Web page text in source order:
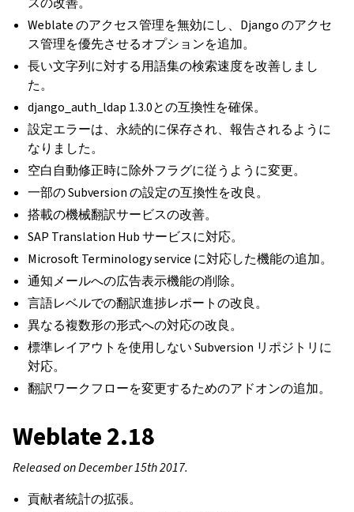
Weblate のアクセス管理を無効にし、Django のアクセ
ス管理を優先させるオプションを追加。
長い文字列に対する用語集の検索速度を改善しまし
た。
django_auth_ldap 1.3.0との互換性を確保。
設定エラーは、永続的に保存され、報告されるように
なりました。
空白自動修正時に除外フラグに従うように変更。
一部の Subversion の設定の互換性を改良。
搭載の機械翻訳サービスの改善。
SAP Translation Hub サービスに対応。
Microsoft Terminology service に対応した機能の追加。
通知メールへの広告表示機能の削除。
言語レベルでの翻訳進捗レポートの改良。
異なる複数形の形式への対応の改良。
標準レイアウトを使用しない Subversion リポジトリに
対応。
翻訳ワークフローを変更するためのアドオンの追加。
Weblate 2.18
Released on December 15th 2017.
貢献者統計の拡張。